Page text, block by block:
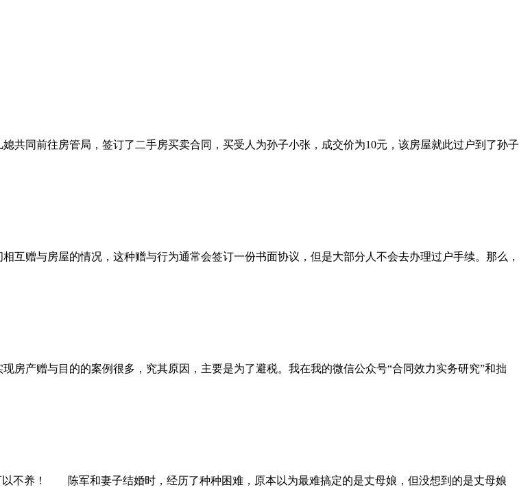
共同前往房管局，签订了二手房买卖合同，买受人为孙子小张，成交价为10元，该房屋就此过户到了孙子
互赠与房屋的情况，这种赠与行为通常会签订一份书面协议，但是大部分人不会去办理过户手续。那么，
房产赠与目的的案例很多，究其原因，主要是为了避税。我在我的微信公众号“合同效力实务研究”和拙
不养！ 陈军和妻子结婚时，经历了种种困难，原本以为最难搞定的是丈母娘，但没想到的是丈母娘